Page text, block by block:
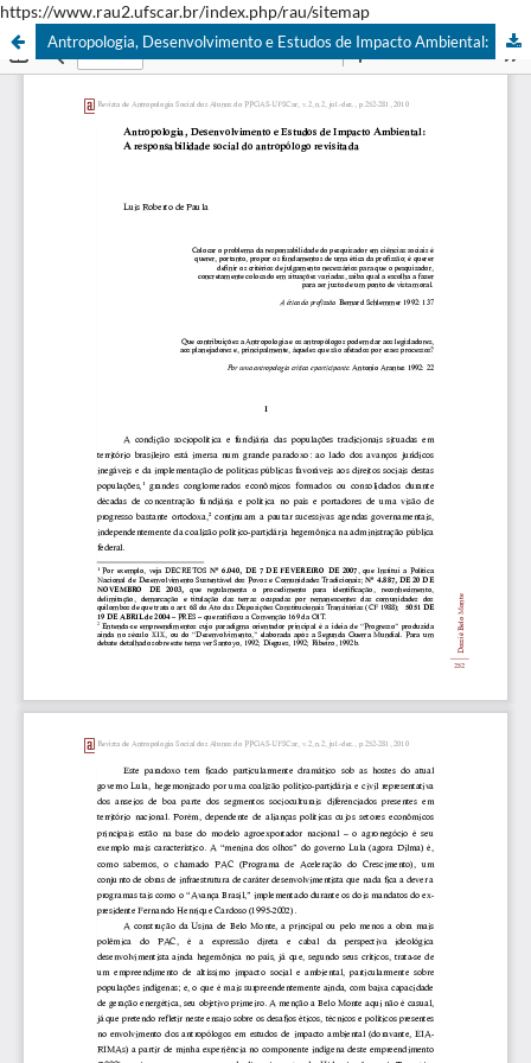
https://www.rau2.ufscar.br/index.php/rau/sitemap
Antropologia, Desenvolvimento e Estudos de Impacto Ambiental: